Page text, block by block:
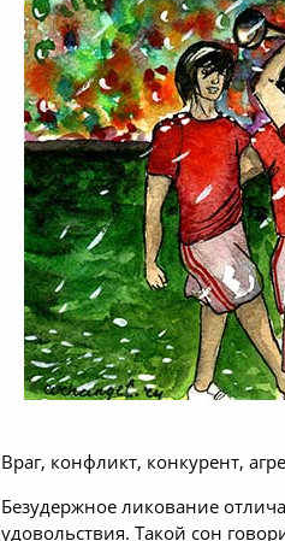
Враг, конфликт, конкурент,
Безудержное ликование
удовольствия. Такой сон